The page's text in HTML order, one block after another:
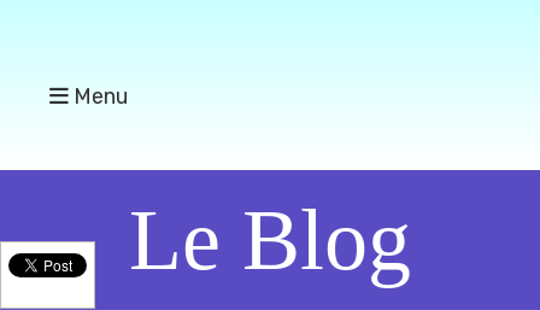
Menu
Le Blog